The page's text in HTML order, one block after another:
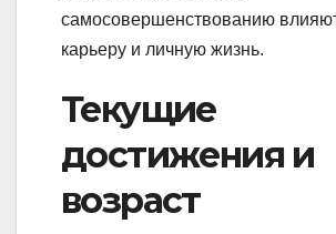
самосовершенствованию
карьеру и личную жизнь.
Текущие
достижения и
возраст